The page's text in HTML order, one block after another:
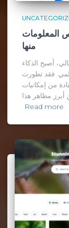
المعلومات
منها
أصبح الذكاء
فقد تطورت
من إمكانيات
مظاهر هذا
Read more